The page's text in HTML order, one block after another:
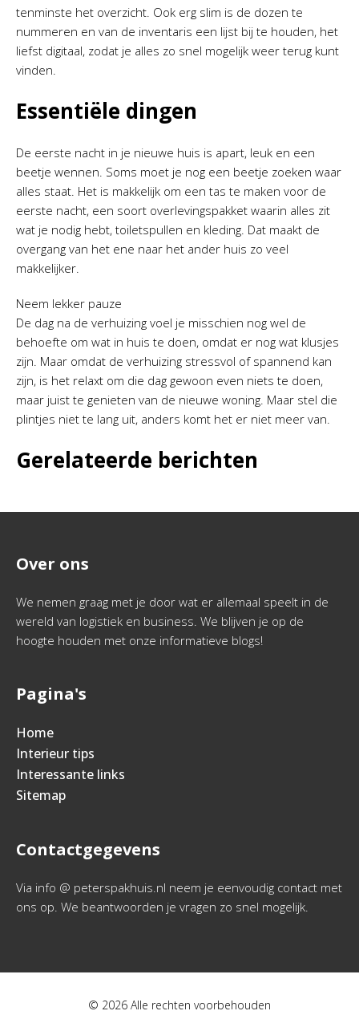
tenminste het overzicht. Ook erg slim is de dozen te
nummeren en van de inventaris een lijst bij te houden, het
liefst digitaal, zodat je alles zo snel mogelijk weer terug kunt
vinden.
Essentiële dingen
De eerste nacht in je nieuwe huis is apart, leuk en een
beetje wennen. Soms moet je nog een beetje zoeken waar
alles staat. Het is makkelijk om een tas te maken voor de
eerste nacht, een soort overlevingspakket waarin alles zit
wat je nodig hebt, toiletspullen en kleding. Dat maakt de
overgang van het ene naar het ander huis zo veel
makkelijker.
Neem lekker pauze
De dag na de verhuizing voel je misschien nog wel de
behoefte om wat in huis te doen, omdat er nog wat klusjes
zijn. Maar omdat de verhuizing stressvol of spannend kan
zijn, is het relaxt om die dag gewoon even niets te doen,
maar juist te genieten van de nieuwe woning. Maar stel die
plintjes niet te lang uit, anders komt het er niet meer van.
Gerelateerde berichten
Over ons
We nemen graag met je door wat er allemaal speelt in de
wereld van logistiek en business. We blijven je op de
hoogte houden met onze informatieve blogs!
Pagina's
Home
Interieur tips
Interessante links
Sitemap
Contactgegevens
Via info @ peterspakhuis.nl neem je eenvoudig contact met
ons op. We beantwoorden je vragen zo snel mogelijk.
© 2026 Alle rechten voorbehouden